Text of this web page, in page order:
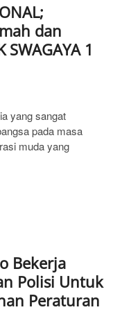
dan
SWAGAYA 1
yang sangat
pada masa
muda yang
Bekerja
Polisi Untuk
Peraturan